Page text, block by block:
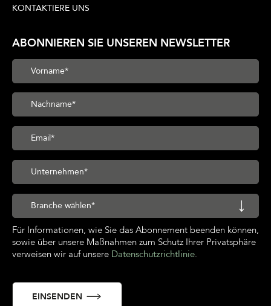
KONTAKTIERE UNS
ABONNIEREN SIE UNSEREN NEWSLETTER
Für Informationen, wie Sie das Abonnement beenden können,
sowie über unsere Maßnahmen zum Schutz Ihrer Privatsphäre
verweisen wir auf unsere Datenschutzrichtlinie.